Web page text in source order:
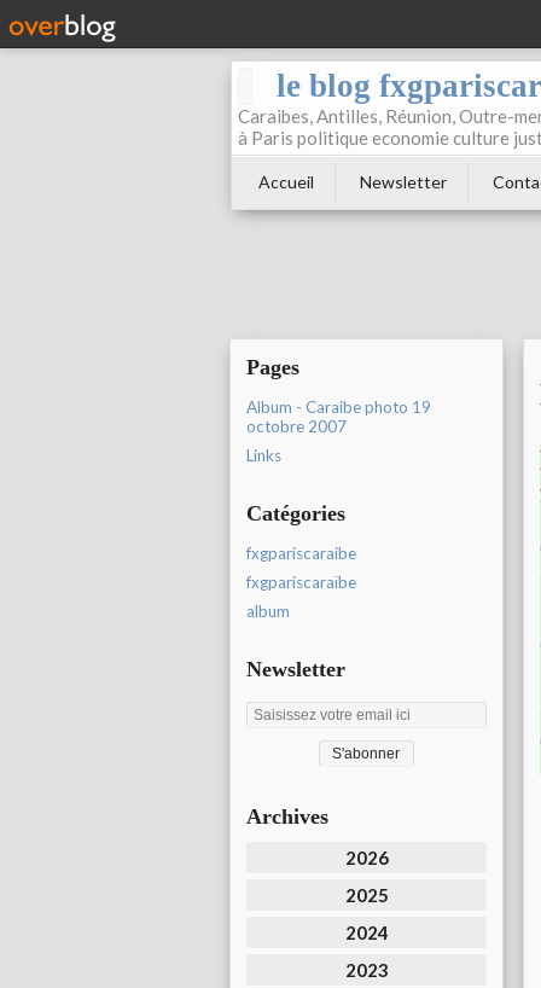
le blog
Caraibes, Antilles, Réunion, Outre-
à Paris politique economie culture
Accueil Newsletter
Pages
Album - Caraibe photo 19
octobre 2007
Links
Catégories
fxgpariscaraibe
fxgpariscaraïbe
album
Newsletter
Archives
2026
2025
2024
2023